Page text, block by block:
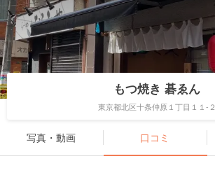
もつ焼き 碁ゑん
東京都北区十条仲原１丁目１１-２
写真・動画 口コミ